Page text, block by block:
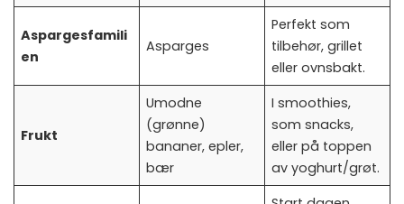
Aspargesfamili
en
Asparges
Perfekt som
tilbehør, grillet
eller ovnsbakt.
Frukt
Umodne
(grønne)
bananer, epler,
bær
I smoothies,
som snacks,
eller på toppen
av yoghurt/grøt.